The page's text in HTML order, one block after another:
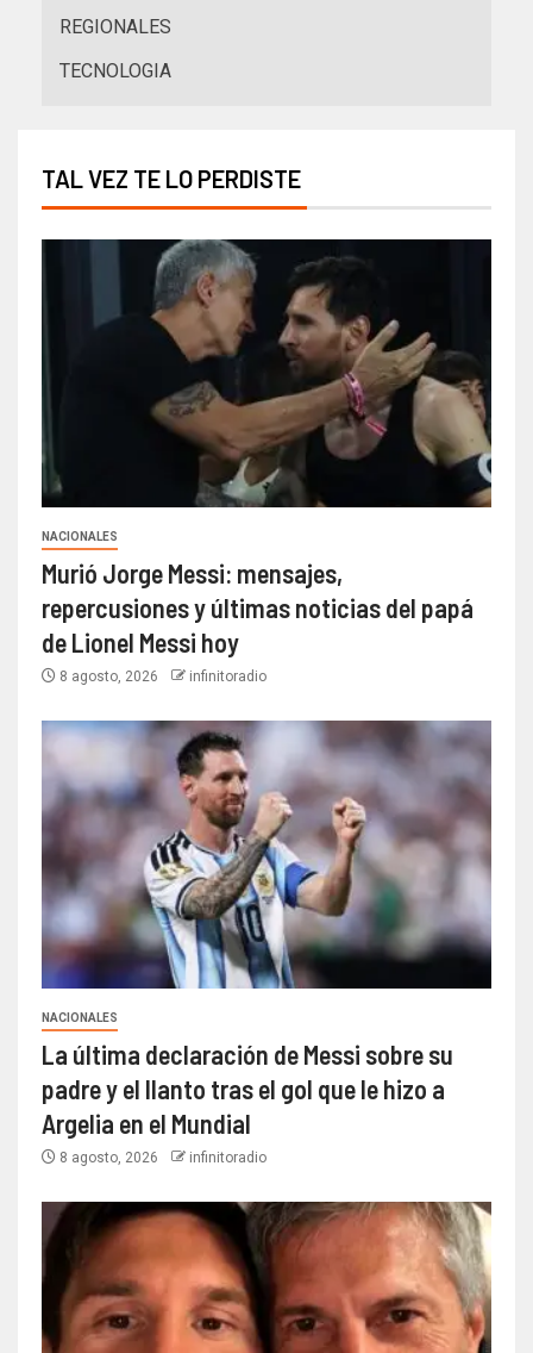
REGIONALES
TECNOLOGIA
TAL VEZ TE LO PERDISTE
NACIONALES
Murió Jorge Messi: mensajes,
repercusiones y últimas noticias del papá
de Lionel Messi hoy
8 agosto, 2026 infinitoradio
NACIONALES
La última declaración de Messi sobre su
padre y el llanto tras el gol que le hizo a
Argelia en el Mundial
8 agosto, 2026 infinitoradio